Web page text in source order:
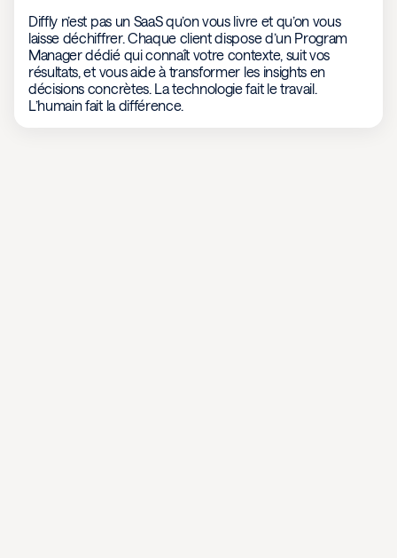
Diffly n’est pas un SaaS qu’on vous livre et qu’on vous
laisse déchiffrer. Chaque client dispose d’un Program
Manager dédié qui connaît votre contexte, suit vos
résultats, et vous aide à transformer les insights en
décisions concrètes. La technologie fait le travail.
L’humain fait la différence.